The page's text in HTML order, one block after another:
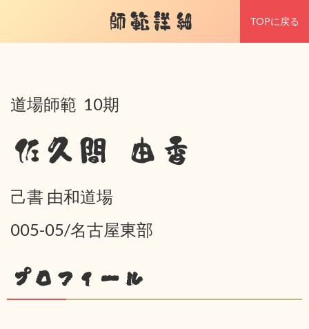
師範詳細 TOPに戻る
道場師範 10期
佐久間 由香
己書 由和道場
005-05/名古屋東部
プロフィール